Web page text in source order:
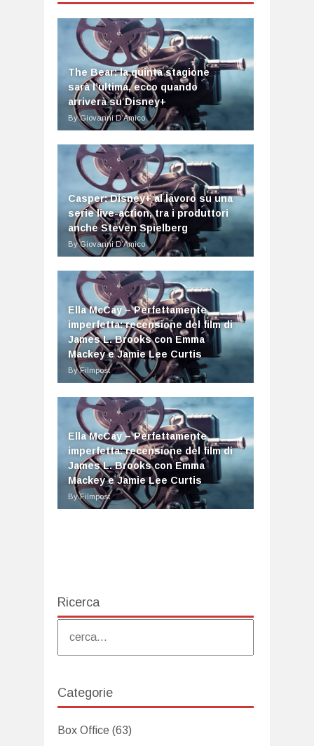
The Bear: la quinta stagione
sarà l’ultima, ecco quando
arriverà su Disney+
By Giovanni D’Amico
Casper: Disney+ al lavoro su una
serie live-action, tra i produttori
anche Steven Spielberg
By Giovanni D’Amico
Ella McCay – Perfettamente
imperfetta: recensione del film di
James L. Brooks con Emma
Mackey e Jamie Lee Curtis
By Filmpost
Ella McCay – Perfettamente
imperfetta: recensione del film di
James L. Brooks con Emma
Mackey e Jamie Lee Curtis
By Filmpost
Ricerca
Categorie
Box Office (63)